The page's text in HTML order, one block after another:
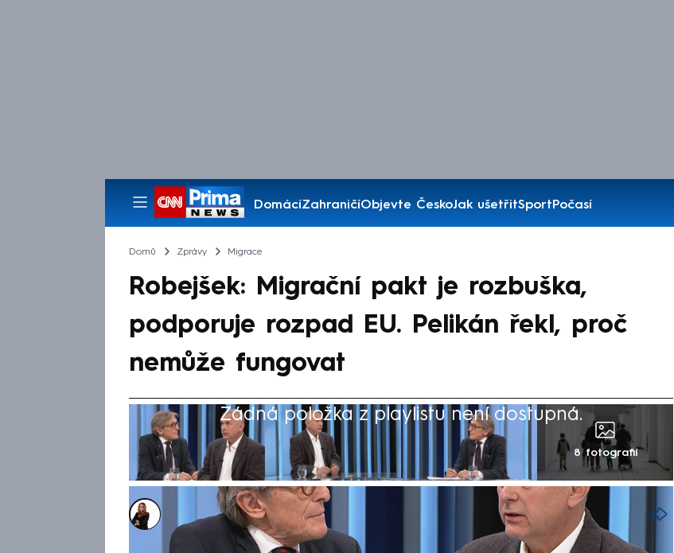
DomácíZahraničíObjevte ČeskoJak ušetřitSportPočasí
Pořady
Domů Zprávy Migrace
Robejšek: Migrační pakt je rozbuška,
podporuje rozpad EU. Pelikán řekl, proč
nemůže fungovat
Žádná položka z playlistu není dostupná.
8 fotografií
Michaela Bartošová
18. dub 2024, 14:28